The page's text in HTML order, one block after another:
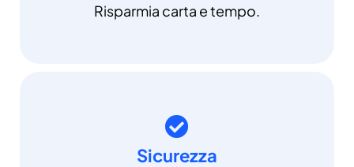
Risparmia carta e tempo.
Sicurezza